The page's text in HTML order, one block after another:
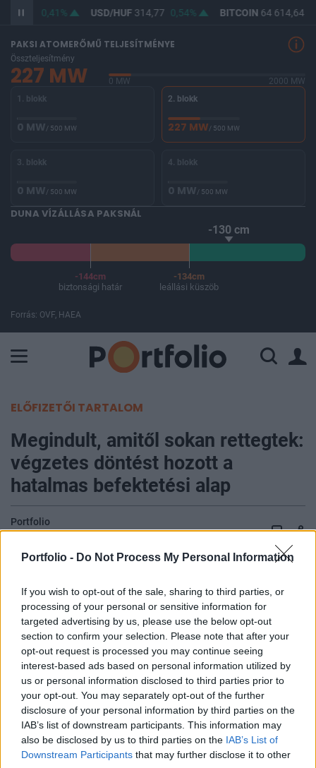
Portfolio - Do Not Process My Personal Information
If you wish to opt-out of the sale, sharing to third parties, or
processing of your personal or sensitive information for
targeted advertising by us, please use the below opt-out
section to confirm your selection. Please note that after your
opt-out request is processed you may continue seeing
interest-based ads based on personal information utilized by
us or personal information disclosed to third parties prior to
your opt-out. You may separately opt-out of the further
disclosure of your personal information by third parties on the
IAB’s list of downstream participants. This information may
also be disclosed by us to third parties on the IAB’s List of
Downstream Participants that may further disclose it to other
363,22 0,41% USD/HUF314,77 0,54% BITCOIN64 614,64
PAKSI ATOMERŐMŰ TELJESÍTMÉNYE
Összteljesítmény
227 MW 0 MW
2000 MW
1. blokk
0 MW/ 500 MW
2. blokk
227 MW/ 500 MW
3. blokk
0 MW/ 500 MW
4. blokk
0 MW/ 500 MW
DUNA VÍZÁLLÁSA PAKSNÁL
-130 cm
-144cm
biztonsági határ
-134cm
leállási küszöb
Forrás: OVF, HAEA
ELŐFIZETŐI TARTALOM
Megindult, amitől sokan rettegtek:
végzetes döntést hozott a
hatalmas befektetési alap
Portfolio
stratégiáját a People's Pension, az Egyesült
Királyság egyik legnagyobb nyugdíjalapja, amely
mintegy 7 millió tag megtakarításait kezeli. A
korábbi "top-down", azaz a 1,5 Celsius-fokos
klímacélhoz igazított portfóliómegközelítést egy
alulról felfelé építkező (bottom-up), nettó zéró
kibocsátási szemléletre cseréli - írja a Net Zero
Investor. A kritikusok szerint az ilyen lépések azt
jelzik, hogy a pénzügyi intézmények kitáncolnak a
korábban vállalt, ambiciózus klímacélok mögül, és